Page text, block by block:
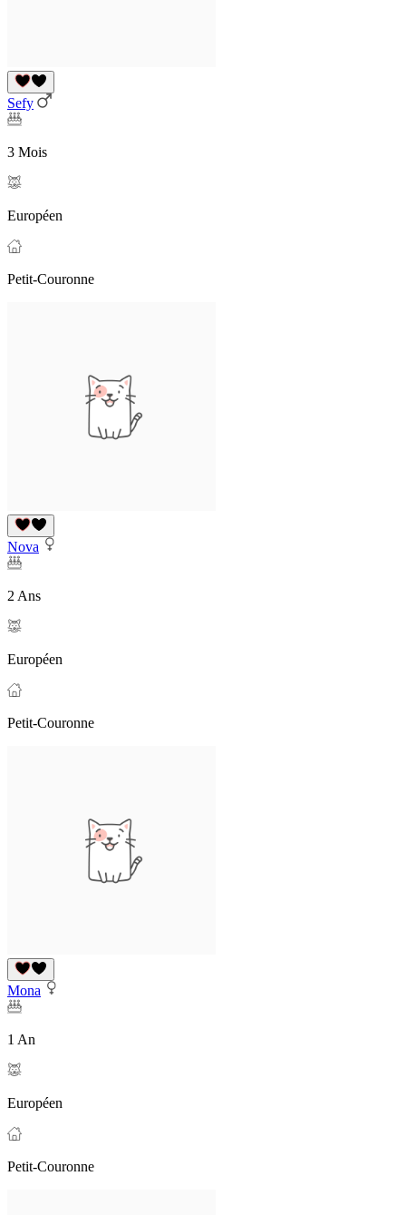
Sefy
3 Mois
Européen
Petit-Couronne
Nova
2 Ans
Européen
Petit-Couronne
Mona
1 An
Européen
Petit-Couronne